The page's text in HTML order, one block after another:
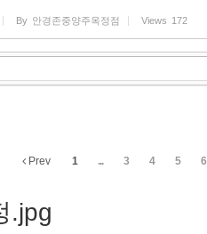
By 안경존중양주옥정점 Views 172
Prev 1 ... 3 4 5 6